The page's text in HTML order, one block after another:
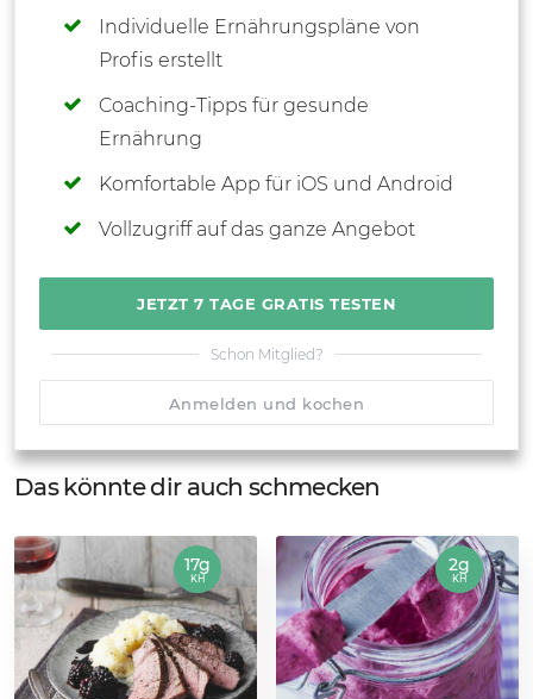
Individuelle Ernährungspläne von
Profis erstellt
Coaching-Tipps für gesunde
Ernährung
Komfortable App für iOS und Android
Vollzugriff auf das ganze Angebot
JETZT 7 TAGE GRATIS TESTEN
Schon Mitglied?
Anmelden und kochen
Das könnte dir auch schmecken
17g
KH
2g
KH